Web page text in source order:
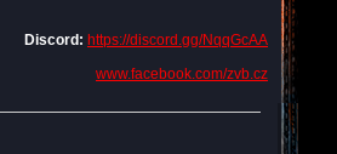
Discord: https://discord.gg/NqqGcAA
www.facebook.com/zvb.cz